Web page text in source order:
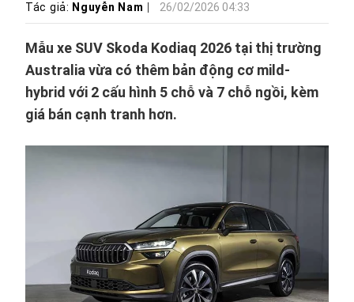
Tác giả: Nguyễn Nam 26/02/2026 04:33
Mẫu xe SUV Skoda Kodiaq 2026 tại thị trường
Australia vừa có thêm bản động cơ mild-
hybrid với 2 cấu hình 5 chỗ và 7 chỗ ngồi, kèm
giá bán cạnh tranh hơn.